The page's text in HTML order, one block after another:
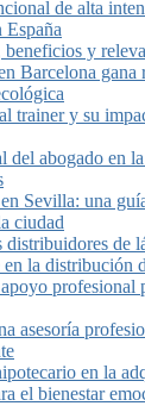
de alta
España
beneficios y
Barcelona gana
trainer y su
del abogado en
Sevilla: una
ciudad
de
la distribución
profesional
asesoría
en la
el bienestar